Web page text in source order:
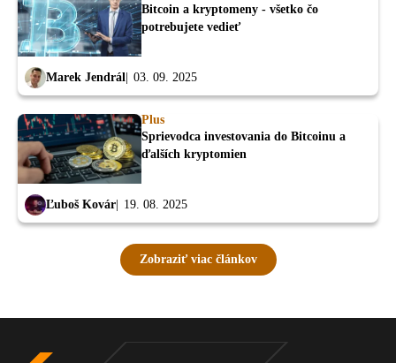
Bitcoin a kryptomeny - všetko čo
potrebujete vedieť
Marek Jendrál 03. 09. 2025
Plus
Sprievodca investovania do Bitcoinu a
ďalších kryptomien
Ľuboš Kovár 19. 08. 2025
Zobraziť viac článkov